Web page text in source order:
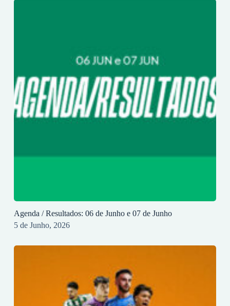
Agenda / Resultados: 06 de Junho e 07 de Junho
5 de Junho, 2026